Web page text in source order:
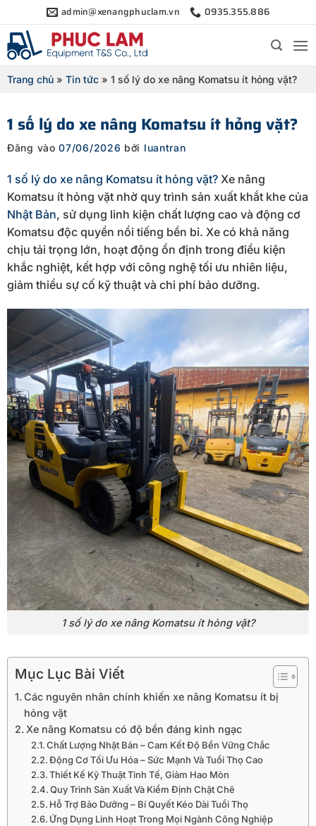
qua
nội
dung
admin@xenangphuclam.vn 0935.355.886
Trang chủ » Tin tức » 1 số lý do xe nâng Komatsu ít hỏng vặt?
1 số lý do xe nâng Komatsu ít hỏng vặt?
Đăng vào07/06/2026 bởi luantran
1 số lý do xe nâng Komatsu ít hỏng vặt? Xe nâng
Komatsu ít hỏng vặt nhờ quy trình sản xuất khắt khe của
Nhật Bản, sử dụng linh kiện chất lượng cao và động cơ
Komatsu độc quyền nổi tiếng bền bỉ. Xe có khả năng
chịu tải trọng lớn, hoạt động ổn định trong điều kiện
khắc nghiệt, kết hợp với công nghệ tối ưu nhiên liệu,
giảm thiểu sự cố kỹ thuật và chi phí bảo dưỡng.
1 số lý do xe nâng Komatsu ít hỏng vặt?
Mục Lục Bài Viết
Các nguyên nhân chính khiến xe nâng Komatsu ít bị
hỏng vặt
Xe nâng Komatsu có độ bền đáng kinh ngạc
Chất Lượng Nhật Bản – Cam Kết Độ Bền Vững Chắc
Động Cơ Tối Ưu Hóa – Sức Mạnh Và Tuổi Thọ Cao
Thiết Kế Kỹ Thuật Tinh Tế, Giảm Hao Mòn
Quy Trình Sản Xuất Và Kiểm Định Chặt Chẽ
Hỗ Trợ Bảo Dưỡng – Bí Quyết Kéo Dài Tuổi Thọ
Ứng Dụng Linh Hoạt Trong Mọi Ngành Công Nghiệp